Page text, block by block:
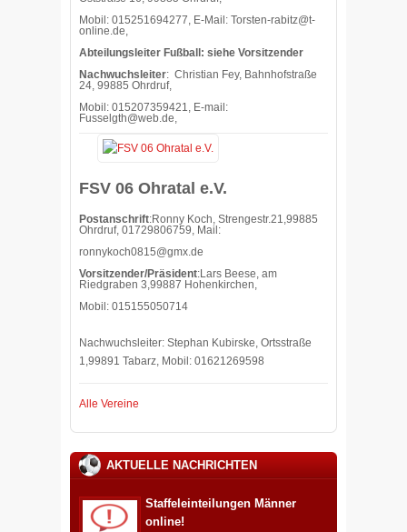
Mobil: 015251694277, E-Mail: Torsten-rabitz@t-
online.de,
Abteilungsleiter Fußball: siehe Vorsitzender
Nachwuchsleiter: Christian Fey, Bahnhofstraße
24, 99885 Ohrdruf,
Mobil: 015207359421, E-mail:
Fusselgth@web.de,
FSV 06 Ohratal e.V.
Postanschrift:Ronny Koch, Strengestr.21,99885
Ohrdruf, 01729806759, Mail:
ronnykoch0815@gmx.de
Vorsitzender/Präsident:Lars Beese, am
Riedgraben 3,99887 Hohenkirchen,
Mobil: 015155050714
Nachwuchsleiter: Stephan Kubirske, Ortsstraße
1,99891 Tabarz, Mobil: 01621269598
Alle Vereine
AKTUELLE NACHRICHTEN
Staffeleinteilungen Männer
online!